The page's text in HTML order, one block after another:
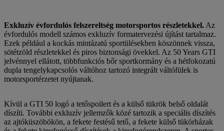
Exkluzív évfordulós felszereltség motorsportos részletekkel. Az
évfordulós modell számos exkluzív formatervezési újítást tartalmaz.
Ezek például a kockás mintázatú sportülésekben köszönnek vissza,
sötétzöld részletekkel és piros biztonsági övekkel. Az 50 Years GTI
jelvénnyel ellátott, többfunkciós bőr sportkormány és a hétfokozatú
dupla tengelykapcsolós váltóhoz tartozó integrált váltófülek is
motorsportérzetet nyújtanak.
Kívül a GTI 50 logó a tetőspoilert és a külső tükrök belső oldalát
díszíti. További exkluzív jellemzők közé tartozik a speciális díszítés
az ajtóküszöbökön, a fekete festésű tető, a fekete külső tükörházak